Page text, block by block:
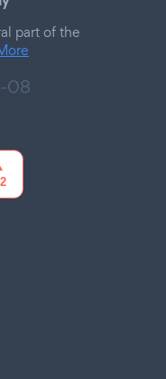
part of the
08